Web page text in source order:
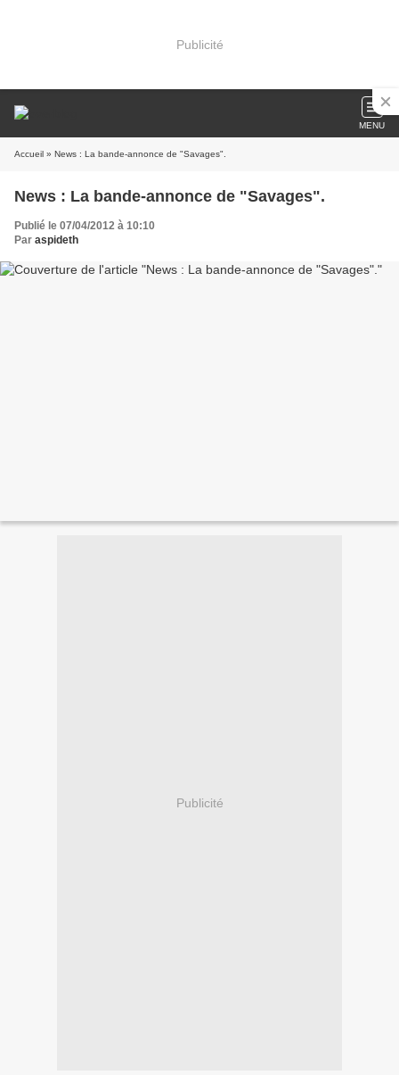
Publicité
MENU
Accueil » News : La bande-annonce de "Savages".
News : La bande-annonce de "Savages".
Publié le 07/04/2012 à 10:10
Par aspideth
Publicité